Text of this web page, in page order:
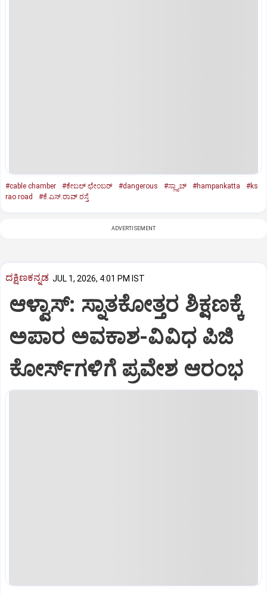
#cable chamber #ಕೇಬಲ್‌ ಛೇಂಬರ್‌ #dangerous #ಸ್ಲ್ಯಾಬ್ #hampankatta
#ks
rao road
#ಕೆ.ಎಸ್‌.ರಾವ್‌ ರಸ್ತೆ
ADVERTISEMENT
ದಕ್ಷಿಣಕನ್ನಡ JUL 1, 2026, 4:01 PM IST
ಆಳ್ವಾಸ್: ಸ್ನಾತಕೋತ್ತರ ಶಿಕ್ಷಣಕ್ಕೆ
ಅಪಾರ ಅವಕಾಶ-ವಿವಿಧ ಪಿಜಿ
ಕೋರ್ಸ್‌ಗಳಿಗೆ ಪ್ರವೇಶ ಆರಂಭ